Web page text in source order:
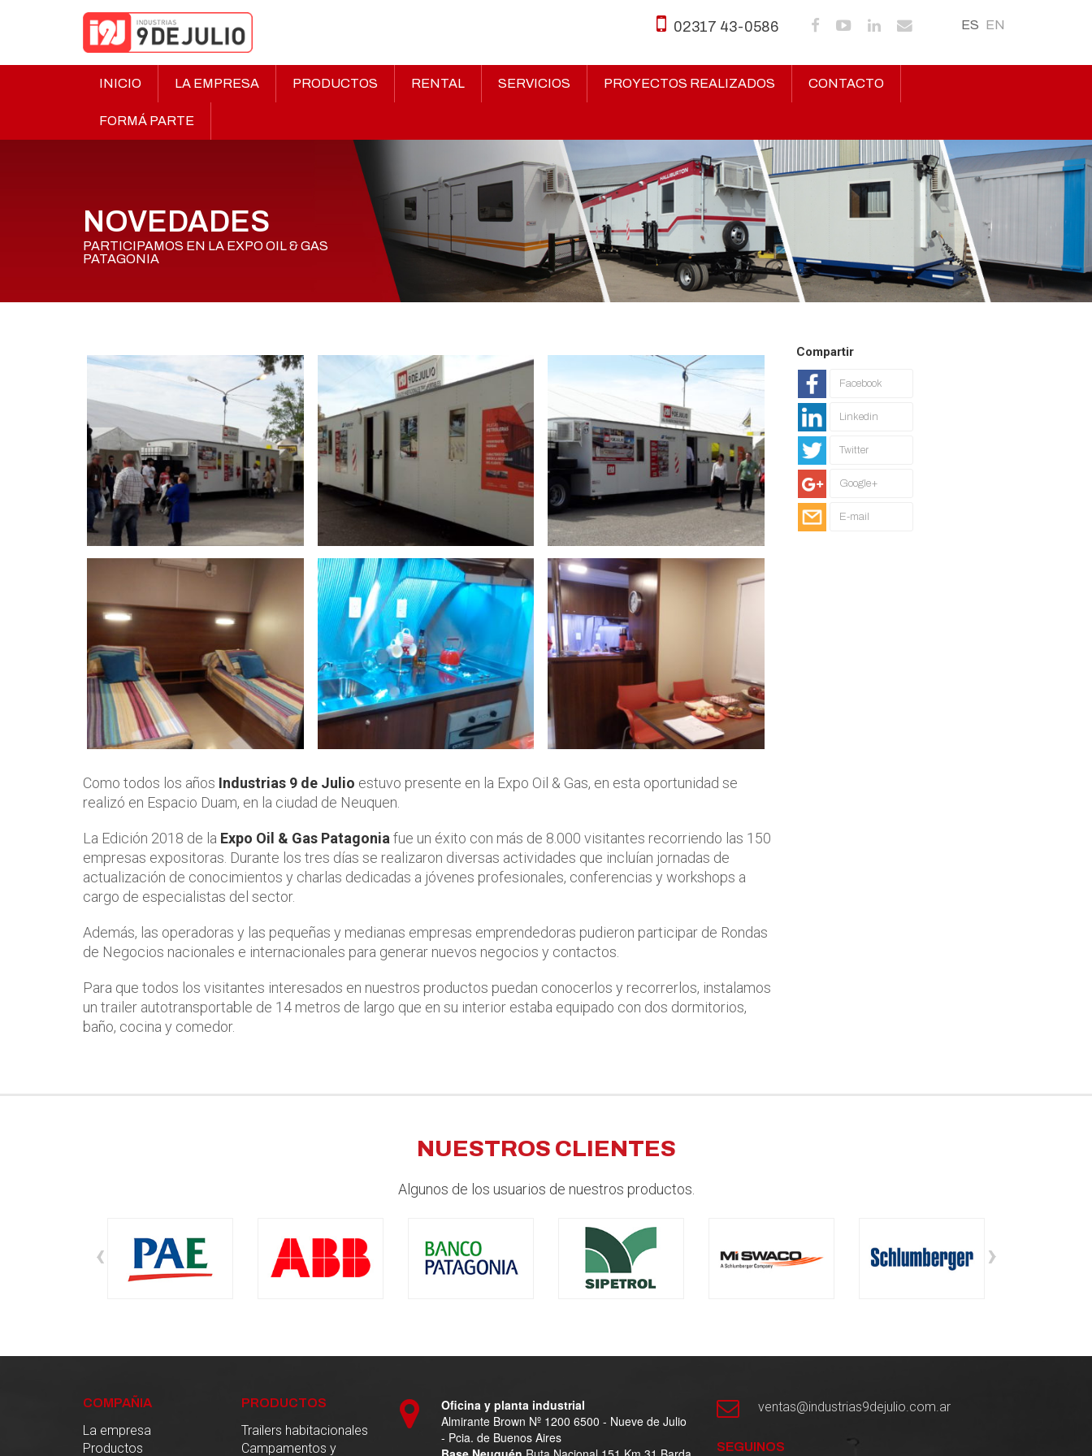
ES EN
02317 43-0586
INICIO LA EMPRESA PRODUCTOS RENTAL SERVICIOS PROYECTOS REALIZADOS CONTACTO
FORMÁ PARTE
NOVEDADES
PARTICIPAMOS EN LA EXPO OIL & GAS
PATAGONIA
Como todos los años Industrias 9 de Julio estuvo presente en la Expo Oil & Gas, en esta oportunidad se
realizó en Espacio Duam, en la ciudad de Neuquen.
La Edición 2018 de la Expo Oil & Gas Patagonia fue un éxito con más de 8.000 visitantes recorriendo las 150
empresas expositoras. Durante los tres días se realizaron diversas actividades que incluían jornadas de
actualización de conocimientos y charlas dedicadas a jóvenes profesionales, conferencias y workshops a
cargo de especialistas del sector.
Además, las operadoras y las pequeñas y medianas empresas emprendedoras pudieron participar de Rondas
de Negocios nacionales e internacionales para generar nuevos negocios y contactos.
Para que todos los visitantes interesados en nuestros productos puedan conocerlos y recorrerlos, instalamos
un trailer autotransportable de 14 metros de largo que en su interior estaba equipado con dos dormitorios,
baño, cocina y comedor.
Compartir
Facebook
Linkedin
Twitter
Google+
E-mail
NUESTROS CLIENTES
Algunos de los usuarios de nuestros productos.
‹ ›
COMPAÑIA
La empresa
Productos
PRODUCTOS
Trailers habitacionales
Campamentos y
Oficina y planta industrial
Almirante Brown Nº 1200 6500 - Nueve de Julio
- Pcia. de Buenos Aires
ventas@industrias9dejulio.com.ar
SEGUINOS